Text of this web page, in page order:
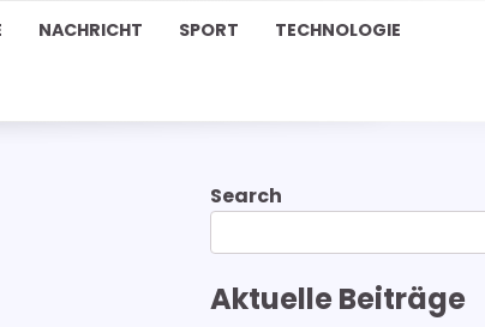
NACHRICHT SPORT TECHNOLOGIE
Search
Aktuelle Beiträge